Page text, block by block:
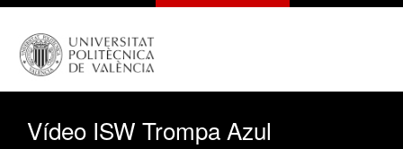
Vídeo ISW Trompa Azul